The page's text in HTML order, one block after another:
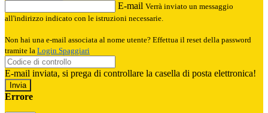
E-mail Verrà inviato un messaggio
all'indirizzo indicato con le istruzioni necessarie.
Non hai una e-mail associata al nome utente? Effettua il reset della password
tramite la Login Spaggiari
E-mail inviata, si prega di controllare la casella di posta elettronica!
Errore